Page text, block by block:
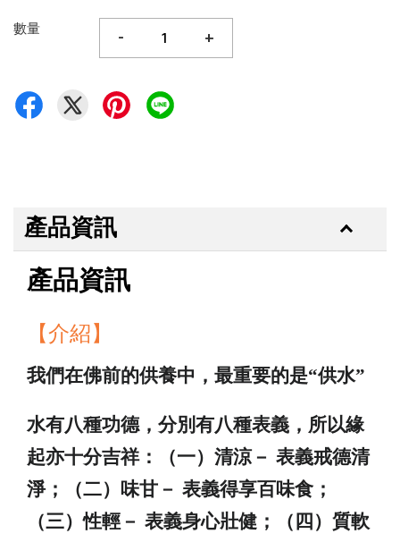
數量 - +
產品資訊
產品資訊
【介紹】
我們在佛前的供養中，最重要的是“供水”
水有八種功德，分別有八種表義，所以緣
起亦十分吉祥：（一）清涼－ 表義戒德清
淨；（二）味甘－ 表義得享百味食；
（三）性輕－ 表義身心壯健；（四）質軟